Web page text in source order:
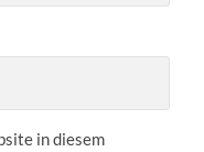
in diesem